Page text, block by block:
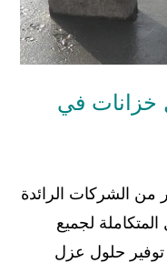
خزانات في
من الشركات الرائدة
لجميع
حلول عزل